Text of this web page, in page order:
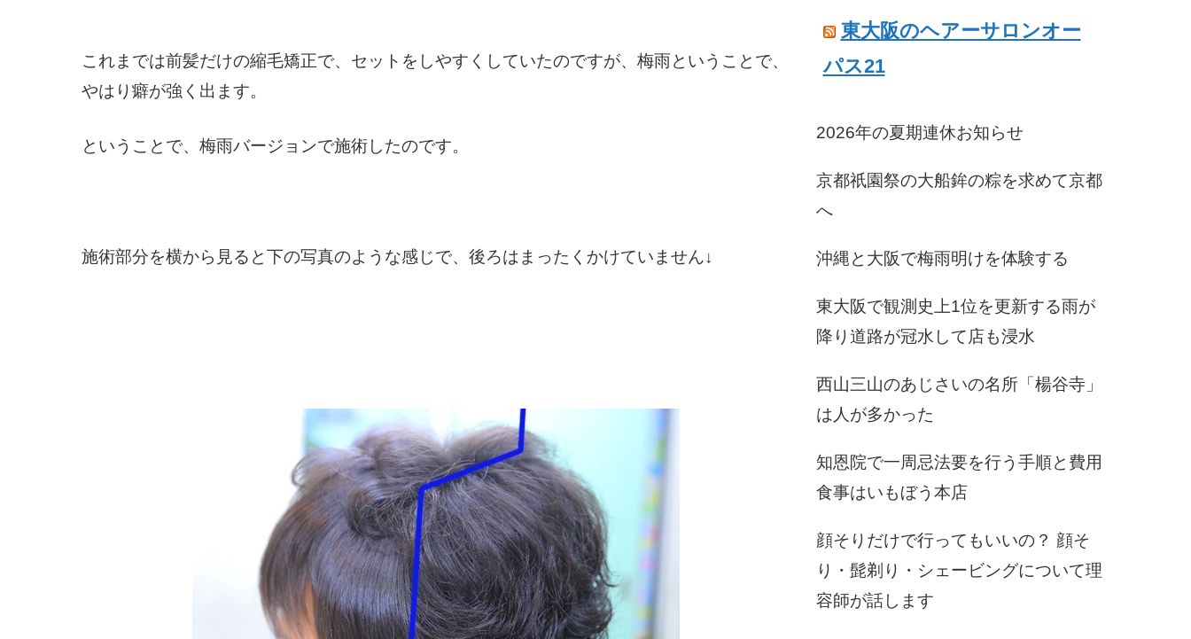
これまでは前髪だけの縮毛矯正で、セットをしやすくしていたのですが、梅雨ということで、
やはり癖が強く出ます。
ということで、梅雨バージョンで施術したのです。
施術部分を横から見ると下の写真のような感じで、後ろはまったくかけていません↓
東大阪のヘアーサロンオー
パス21
2026年の夏期連休お知らせ
京都祇園祭の大船鉾の粽を求めて京都
へ
沖縄と大阪で梅雨明けを体験する
東大阪で観測史上1位を更新する雨が
降り道路が冠水して店も浸水
西山三山のあじさいの名所「楊谷寺」
は人が多かった
知恩院で一周忌法要を行う手順と費用
食事はいもぼう本店
顔そりだけで行ってもいいの？ 顔そ
り・髭剃り・シェービングについて理
容師が話します